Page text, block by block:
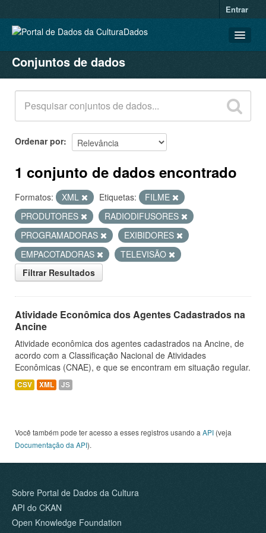
Entrar
CONJUNTOS DE DADOS
ORGANIZAÇÕES
GRUPOS
SOBRE
Conjuntos de dados
Ordenar por
1 conjunto de dados encontrado
Formatos: XML Etiquetas:
FILME
PRODUTORES
RADIODIFUSORES
PROGRAMADORAS
EXIBIDORES
EMPACOTADORAS
TELEVISÃO
Filtrar Resultados
Atividade Econômica dos Agentes Cadastrados na
Ancine
Atividade econômica dos agentes cadastrados na Ancine, de
acordo com a Classificação Nacional de Atividades
Econômicas (CNAE), e que se encontram em situação regular.
CSV XML JS
Você também pode ter acesso a esses registros usando a API (veja
Documentação da API).
Sobre Portal de Dados da Cultura
API do CKAN
Open Knowledge Foundation